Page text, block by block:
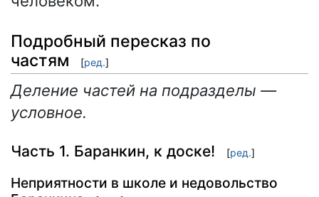
Подробный пересказ по
частям
[ред.]
Деление частей на подразделы —
условное.
Часть 1. Баранкин, к доске! [ред.]
Неприятности в школе и недовольство